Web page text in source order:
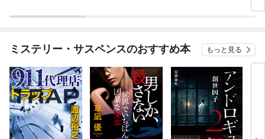
ミステリー・サスペンスのおすすめ本 もっと見る